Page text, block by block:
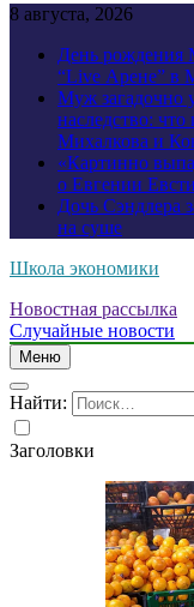
8 августа, 2026
День рождения
“Live Арене” в
Муж загадочно
наследство:
Михалкова и
«Картинно
о Евгении
Дочь Сэндлера
на суше
Школа экономики
Новостная рассылка
Случайные новости
Меню
Найти:
Заголовки